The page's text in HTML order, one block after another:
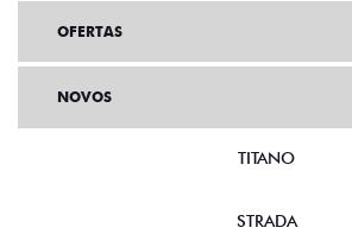
OFERTAS
NOVOS
TITANO
STRADA